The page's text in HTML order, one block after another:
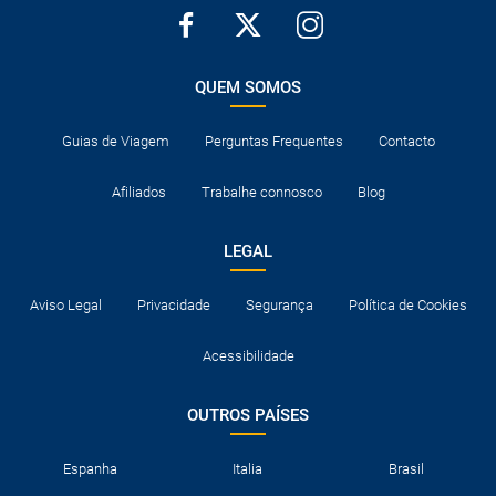
QUEM SOMOS
Guias de Viagem Perguntas Frequentes Contacto
Afiliados Trabalhe connosco Blog
LEGAL
Aviso Legal Privacidade Segurança Política de Cookies
Acessibilidade
OUTROS PAÍSES
Espanha Italia Brasil